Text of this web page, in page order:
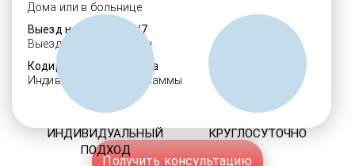
Дома или в больнице
Выезд нарколога 24/7
Выезд в течение 30 мин.
Кодировка алкоголизма
Индивидуальные программы
Получить консультацию
ИНДИВИДУАЛЬНЫЙ
ПОДХОД
КРУГЛОСУТОЧНО